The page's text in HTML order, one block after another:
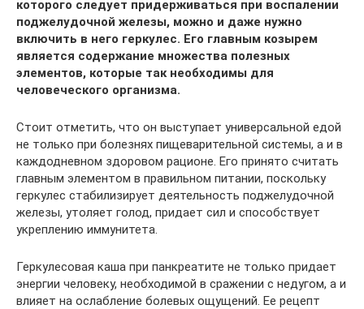
которого следует придерживаться при воспалении
поджелудочной железы, можно и даже нужно
включить в него геркулес. Его главным козырем
является содержание множества полезных
элементов, которые так необходимы для
человеческого организма.
Стоит отметить, что он выступает универсальной едой
не только при болезнях пищеварительной системы, а и в
каждодневном здоровом рационе. Его принято считать
главным элементом в правильном питании, поскольку
геркулес стабилизирует деятельность поджелудочной
железы, утоляет голод, придает сил и способствует
укреплению иммунитета.
Геркулесовая каша при панкреатите не только придает
энергии человеку, необходимой в сражении с недугом, а и
влияет на ослабление болевых ощущений. Ее рецепт